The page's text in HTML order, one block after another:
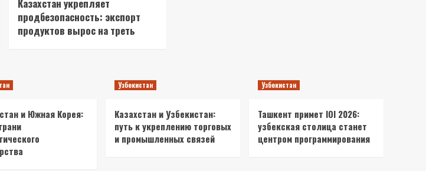
Казахстан укрепляет
продбезопасность: экспорт
продуктов вырос на треть
и Южная Корея:
Узбекистан
Казахстан и Узбекистан:
путь к укреплению торговых
и промышленных связей
Узбекистан
Ташкент примет IOI 2026:
узбекская столица станет
центром программирования